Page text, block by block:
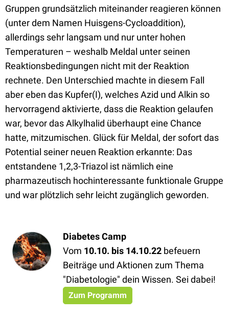
Gruppen grundsätzlich miteinander reagieren können
(unter dem Namen Huisgens-Cycloaddition),
allerdings sehr langsam und nur unter hohen
Temperaturen – weshalb Meldal unter seinen
Reaktionsbedingungen nicht mit der Reaktion
rechnete. Den Unterschied machte in diesem Fall
aber eben das Kupfer(I), welches Azid und Alkin so
hervorragend aktivierte, dass die Reaktion gelaufen
war, bevor das Alkylhalid überhaupt eine Chance
hatte, mitzumischen. Glück für Meldal, der sofort das
Potential seiner neuen Reaktion erkannte: Das
entstandene 1,2,3-Triazol ist nämlich eine
pharmazeutisch hochinteressante funktionale Gruppe
und war plötzlich sehr leicht zugänglich geworden.
Diabetes Camp
Vom 10.10. bis 14.10.22 befeuern
Beiträge und Aktionen zum Thema
"Diabetologie" dein Wissen. Sei dabei!
Zum Programm